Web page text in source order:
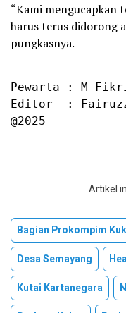
“Kami mengucapkan
harus terus didorong
pungkasnya.
Pewarta : M
Editor  :
@2025
Artikel
Bagian Prokompim
Desa Semayang
Kutai Kartanegara